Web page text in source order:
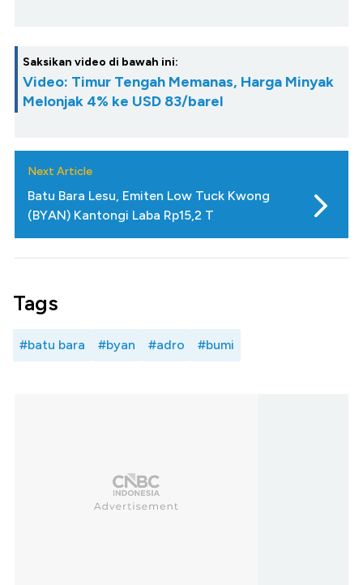
Saksikan video di bawah ini:
Video: Timur Tengah Memanas, Harga Minyak
Melonjak 4% ke USD 83/barel
Next Article
Batu Bara Lesu, Emiten Low Tuck Kwong
(BYAN) Kantongi Laba Rp15,2 T
Tags
#batu bara #byan #adro #bumi